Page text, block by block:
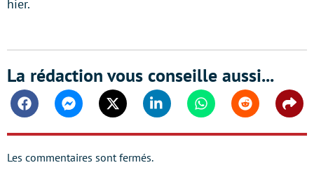
hier.
La rédaction vous conseille aussi...
FacebookMessengerTwitter Linkedin WhatsappReddit
Les commentaires sont fermés.